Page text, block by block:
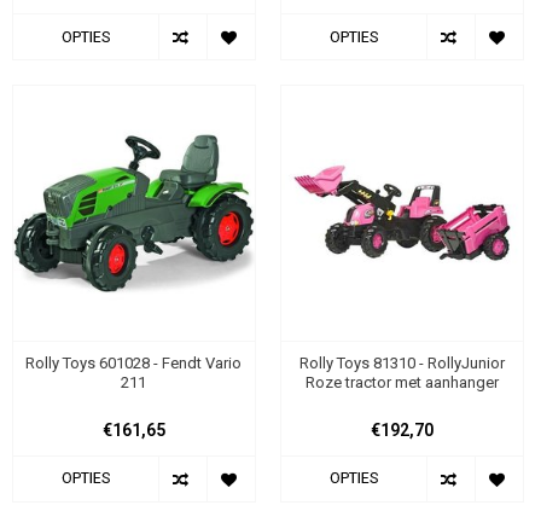
OPTIES OPTIES
Rolly Toys 601028 - Fendt Vario
211
€161,65
OPTIES
Rolly Toys 81310 - RollyJunior
Roze tractor met aanhanger
€192,70
OPTIES